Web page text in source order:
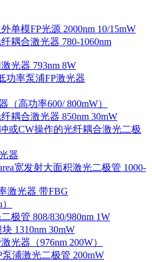
单模FP光源 2000nm 10/15mW
耦合激光器 780-1060nm
光器 793nm 8W
功率泵浦FP激光器
（高功率600/ 800mW）
耦合激光器 850nm 30mW
或CW操作的光纤耦合激光二极
器
宽发射大面积激光二极管 1000-
激光器 带FBG
极管 808/830/980nm 1W
1310nm 30mW
光器（976nm 200W）
泵浦激光二极管 200mW